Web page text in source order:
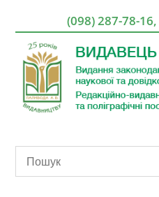
(098) 287-78-16,